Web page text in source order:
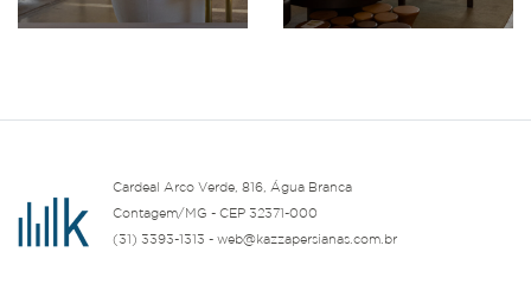
Cardeal Arco Verde, 816, Água Branca
Contagem/MG - CEP 32371-000
(31) 3393-1313 - web@kazzapersianas.com.br